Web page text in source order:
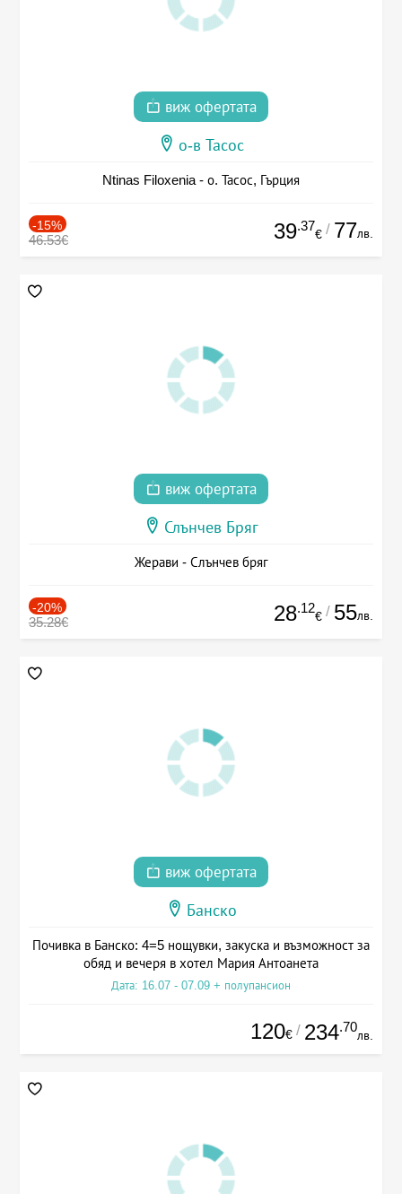
виж офертата
о-в Тасос
Ntinas Filoxenia - о. Тасос, Гърция
-15%
46.53€ 39.37
€ / 77лв.
виж офертата
Слънчев Бряг
Жерави - Слънчев бряг
-20%
35.28€ 28.12
€ / 55лв.
виж офертата
Банско
Почивка в Банско: 4=5 нощувки, закуска и възможност за
обяд и вечеря в хотел Мария Антоанета
Дата: 16.07 - 07.09 + полупансион
120€ / 234.70
лв.